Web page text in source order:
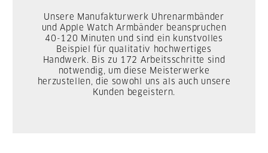
Unsere Manufakturwerk Uhrenarmbänder
und Apple Watch Armbänder beanspruchen
40-120 Minuten und sind ein kunstvolles
Beispiel für qualitativ hochwertiges
Handwerk. Bis zu 172 Arbeitsschritte sind
notwendig, um diese Meisterwerke
herzustellen, die sowohl uns als auch unsere
Kunden begeistern.